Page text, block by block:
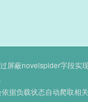
屏蔽novelspider字段实现
据负载状态自动爬取相关